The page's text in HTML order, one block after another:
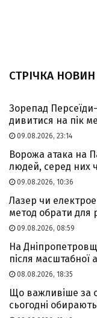
СТРІЧКА НОВИН
Зорепад
дивитися на пік
09.08.2026, 23:14
Ворожа атака на
людей, серед них
09.08.2026, 10:36
Лазер чи
метод обрати для
09.08.2026, 08:59
На
після масштабної
08.08.2026, 18:35
Що важливіше за
сьогодні